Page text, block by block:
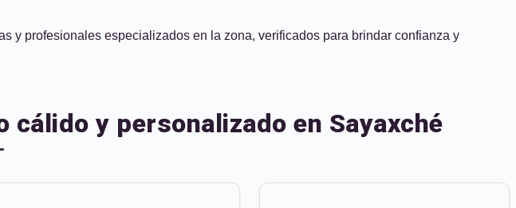
y profesionales especializados en la zona, verificados para brindar confianza y
y personalizado en Sayaxché